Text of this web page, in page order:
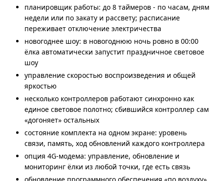
планировщик работы: до 8 таймеров - по часам, дням
недели или по закату и рассвету; расписание
переживает отключение электричества
новогоднее шоу: в новогоднюю ночь ровно в 00:00
ёлка автоматически запустит праздничное световое
шоу
управление скоростью воспроизведения и общей
яркостью
несколько контроллеров работают синхронно как
единое световое полотно; сбившийся контроллер сам
«догоняет» остальных
состояние комплекта на одном экране: уровень
связи, память, ход обновлений каждого контроллера
опция 4G-модема: управление, обновление и
мониторинг ёлки из любой точки, где есть связь